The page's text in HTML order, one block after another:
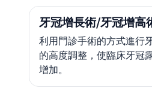
牙冠增長術/牙冠增高
利用門診手術的方式進行
的高度調整，使臨床牙冠
增加。